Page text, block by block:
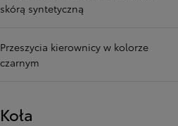
skórą syntetyczną
Przeszycia kierownicy w kolorze
czarnym
Koła